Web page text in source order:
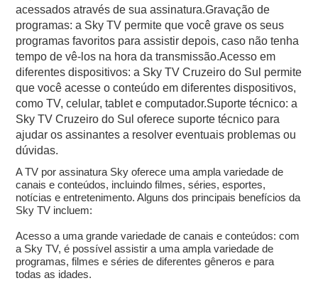
acessados através de sua assinatura.Gravação de
programas: a Sky TV permite que você grave os seus
programas favoritos para assistir depois, caso não tenha
tempo de vê-los na hora da transmissão.Acesso em
diferentes dispositivos: a Sky TV Cruzeiro do Sul permite
que você acesse o conteúdo em diferentes dispositivos,
como TV, celular, tablet e computador.Suporte técnico: a
Sky TV Cruzeiro do Sul oferece suporte técnico para
ajudar os assinantes a resolver eventuais problemas ou
dúvidas.
A TV por assinatura Sky oferece uma ampla variedade de
canais e conteúdos, incluindo filmes, séries, esportes,
notícias e entretenimento. Alguns dos principais benefícios da
Sky TV incluem:
Acesso a uma grande variedade de canais e conteúdos: com
a Sky TV, é possível assistir a uma ampla variedade de
programas, filmes e séries de diferentes gêneros e para
todas as idades.